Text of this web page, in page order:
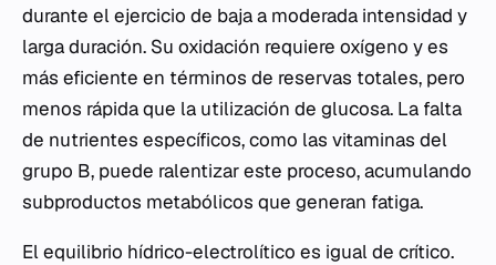
durante el ejercicio de baja a moderada intensidad y
larga duración. Su oxidación requiere oxígeno y es
más eficiente en términos de reservas totales, pero
menos rápida que la utilización de glucosa. La falta
de nutrientes específicos, como las vitaminas del
grupo B, puede ralentizar este proceso, acumulando
subproductos metabólicos que generan fatiga.
El equilibrio hídrico-electrolítico es igual de crítico.